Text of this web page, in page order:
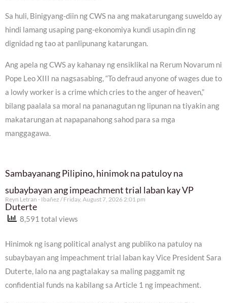
Sa huli, Binigyang-diin ng CWS na ang makatarungang suweldo ay
hindi lamang usaping pang-ekonomiya kundi usapin din ng
dignidad ng tao at panlipunang katarungan.
Ang apela ng CWS ay kahanay ng ensiklikal na Rerum Novarum ni
Pope Leo XIII na nagsasabing, “To defraud anyone of wages due to
a lowly worker is a crime which cries to the anger of heaven,”
bilang paalala sa moral na pananagutan ng lipunan na tiyakin ang
makatarungan at napapanahong sahod para sa mga
manggagawa.
Sambayanang Pilipino, hinimok na patuloy na
subaybayan ang impeachment trial laban kay VP
Duterte
Reyn Letran - Ibañez Friday, August 7, 2026 2:01 pm
8,591 total views
Hinimok ng isang political analyst ang publiko na patuloy na
subaybayan ang impeachment trial laban kay Vice President Sara
Duterte, lalo na ang pagtalakay sa maling paggamit ng
confidential funds na kabilang sa Article 1 ng impeachment.